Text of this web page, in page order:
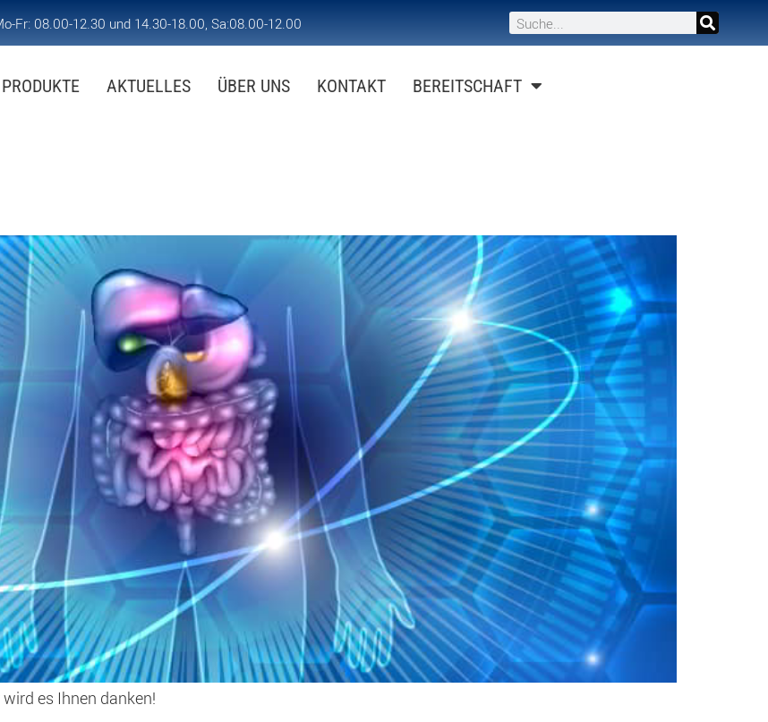
Fr: 08.00-12.30 und 14.30-18.00, Sa:08.00-12.00
AKTUELLES ÜBER UNS KONTAKT BEREITSCHAFT
es Ihnen danken!